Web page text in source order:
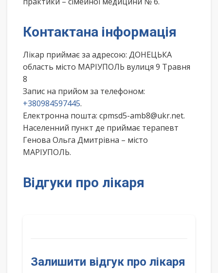
Контактана інформація
Лікар приймає за адресою: ДОНЕЦЬКА
область місто МАРІУПОЛЬ вулиця 9 Травня
8
Запис на прийом за телефоном:
+380984597445.
Електронна пошта: cpmsd5-amb8@ukr.net.
Населенний пункт де приймає терапевт
Генова Ольга Дмитрівна – місто
МАРІУПОЛЬ.
Відгуки про лікаря
Залишити відгук про лікаря